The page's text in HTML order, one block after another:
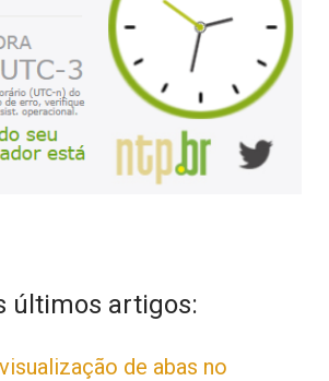
últimos artigos:
de abas no